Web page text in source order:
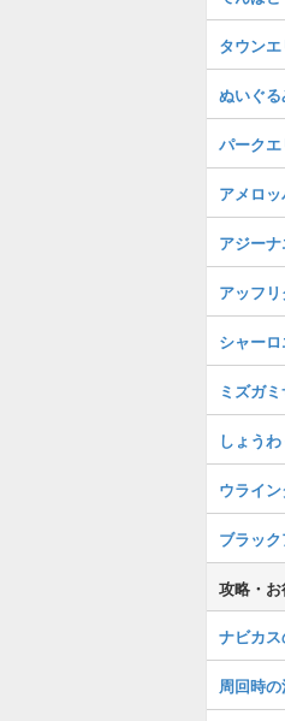
タウン
ぬいぐ
パーク
アメロ
アジー
アッフ
シャー
ミズガ
しょう
ウライ
ブラッ
攻略・
ナビカ
周回時